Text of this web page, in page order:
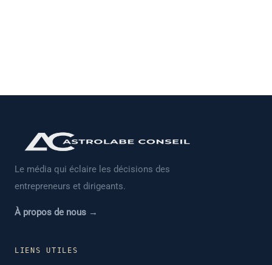
Le média qui éclaire les décisions des
entrepreneurs et dirigeants.
À propos de nous →
LIENS UTILES